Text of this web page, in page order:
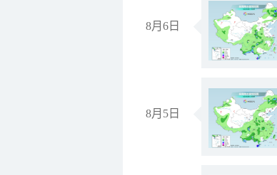
8月6日
8月5日